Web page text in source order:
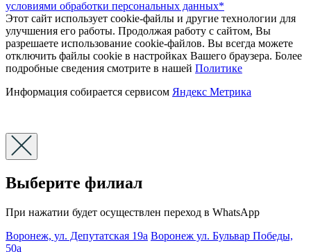
условиями обработки персональных данных*
Этот сайт использует cookie-файлы и другие технологии для
улучшения его работы. Продолжая работу с сайтом, Вы
разрешаете использование cookie-файлов. Вы всегда можете
отключить файлы cookie в настройках Вашего браузера. Более
подробные сведения смотрите в нашей Политике
Информация собирается сервисом Яндекс Метрика
Выберите филиал
При нажатии будет осуществлен переход в WhatsApp
Воронеж, ул. Депутатская 19а Воронеж ул. Бульвар Победы,
50а